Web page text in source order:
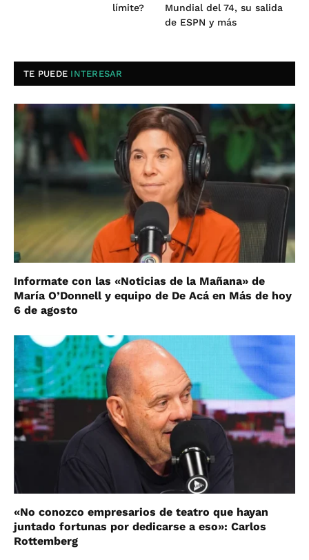
límite?
Mundial del 74, su salida
de ESPN y más
TE PUEDE INTERESAR
Informate con las «Noticias de la Mañana» de
María O’Donnell y equipo de De Acá en Más de hoy
6 de agosto
«No conozco empresarios de teatro que hayan
juntado fortunas por dedicarse a eso»: Carlos
Rottemberg